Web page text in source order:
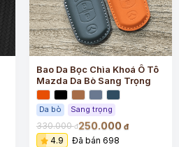
Bao Da Bọc Chìa Khoá Ô Tô
Mazda Da Bò Sang Trọng
Da bò Sang trọng
330.000đ250.000 đ
4.9 Đã bán 698